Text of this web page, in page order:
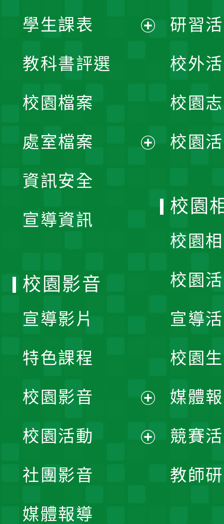
學生課表
單
教科書評選
校園檔案
處室檔案
資訊安全
宣導資訊
研習
校外
校園
校園
校園
校園
校園
宣導
校園
媒體
競賽
教師
校園影音
宣導影片
特色課程
校園影音
開
校園活動
社團影音
媒體報導